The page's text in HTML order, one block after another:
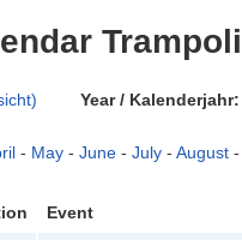
Year /
- May - June - July - August -
Event